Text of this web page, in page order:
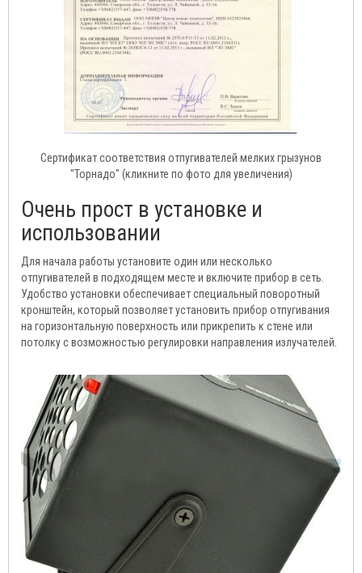
Сертификат соответствия отпугивателей мелких грызунов
"Торнадо" (кликните по фото для увеличения)
Очень прост в установке и
использовании
Для начала работы установите один или несколько
отпугивателей в подходящем месте и включите прибор в сеть.
Удобство установки обеспечивает специальный поворотный
кронштейн, который позволяет установить прибор отпугивания
на горизонтальную поверхность или прикрепить к стене или
потолку с возможностью регулировки направления излучателей.